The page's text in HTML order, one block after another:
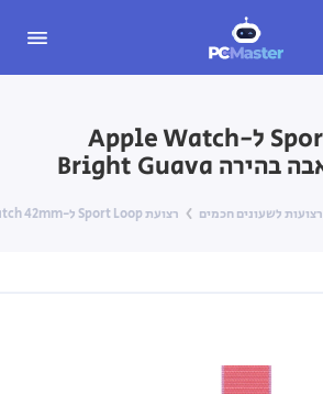
רצועת Sport Loop ל-Apple Watch
רצועות לשעונים חכמים רצועת Sport Loop ל-Apple Watch ‎42mm‎ — גויאבה בהירה Bright Guava